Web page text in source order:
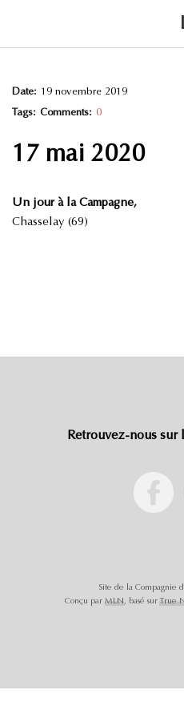
Date: 19 novembre 2019
Tags: Comments: 0
17 mai 2020
Un jour à la Campagne,
Chasselay (69)
Retrouvez-nous sur
Site de la Compagnie
Conçu par MLN, basé sur True